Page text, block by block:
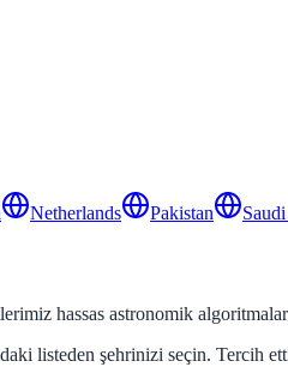
Netherlands Pakistan
hassas astronomik
listeden şehrinizi seçin. Tercih